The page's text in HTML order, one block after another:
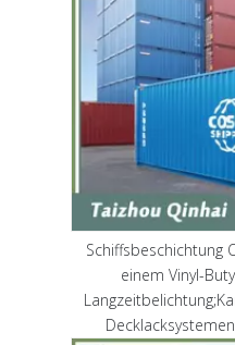
Schiffsbeschichtung
einem Vinyl-